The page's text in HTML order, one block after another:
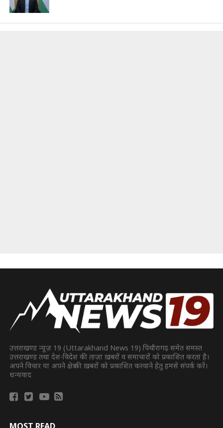
उत्तराखण्ड न्यूज़ 19 (Uttarakhand News 19) पिथौरागढ़ समेत समस्त
उत्तराखण्ड तथा देश-विदेश की ताज़ा ख़बरों व समाचारों को प्रकाशित करता है।
अपने विचार या अपने क्षेत्र की ख़बरों को प्रकाशित करवाने हेतु हमसे संपर्क करें।
धन्यवाद